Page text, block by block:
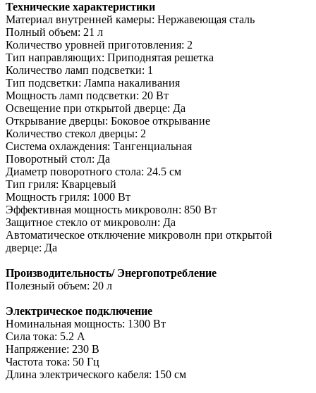
Технические характеристики
Материал внутренней камеры: Нержавеющая сталь
Полный объем: 21 л
Количество уровней приготовления: 2
Тип направляющих: Приподнятая решетка
Количество ламп подсветки: 1
Тип подсветки: Лампа накаливания
Мощность ламп подсветки: 20 Вт
Освещение при открытой дверце: Да
Открывание дверцы: Боковое открывание
Количество стекол дверцы: 2
Система охлаждения: Тангенциальная
Поворотный стол: Да
Диаметр поворотного стола: 24.5 см
Тип гриля: Кварцевый
Мощность гриля: 1000 Вт
Эффективная мощность микроволн: 850 Вт
Защитное стекло от микроволн: Да
Автоматическое отключение микроволн при открытой
дверце: Да
Производительность/ Энергопотребление
Полезный объем: 20 л
Электрическое подключение
Номинальная мощность: 1300 Вт
Сила тока: 5.2 A
Напряжение: 230 В
Частота тока: 50 Гц
Длина электрического кабеля: 150 см